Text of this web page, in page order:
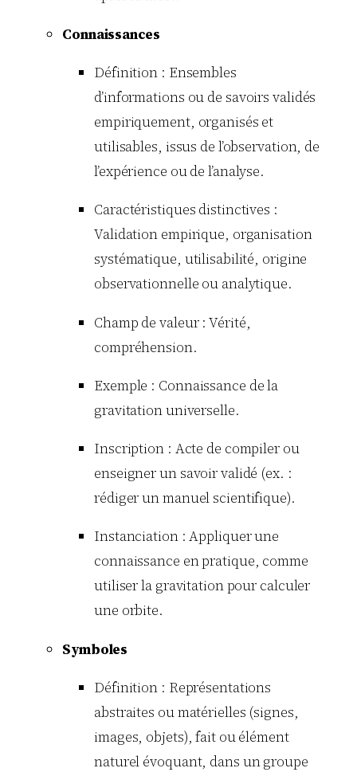
Connaissances
Définition : Ensembles
d’informations ou de savoirs validés
empiriquement, organisés et
utilisables, issus de l’observation, de
l’expérience ou de l’analyse.
Caractéristiques distinctives :
Validation empirique, organisation
systématique, utilisabilité, origine
observationnelle ou analytique.
Champ de valeur : Vérité,
compréhension.
Exemple : Connaissance de la
gravitation universelle.
Inscription : Acte de compiler ou
enseigner un savoir validé (ex. :
rédiger un manuel scientifique).
Instanciation : Appliquer une
connaissance en pratique, comme
utiliser la gravitation pour calculer
une orbite.
Symboles
Définition : Représentations
abstraites ou matérielles (signes,
images, objets), fait ou élément
naturel évoquant, dans un groupe